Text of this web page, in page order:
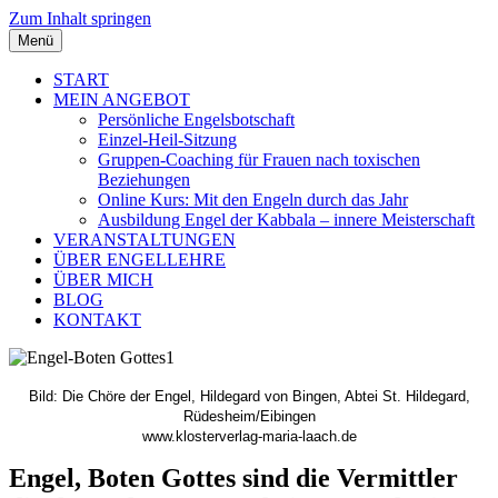
Zum Inhalt springen
Menü
START
MEIN ANGEBOT
Persönliche Engelsbotschaft
Einzel-Heil-Sitzung
Gruppen-Coaching für Frauen nach toxischen
Beziehungen
Online Kurs: Mit den Engeln durch das Jahr
Ausbildung Engel der Kabbala – innere Meisterschaft
VERANSTALTUNGEN
ÜBER ENGELLEHRE
ÜBER MICH
BLOG
KONTAKT
Bild: Die Chöre der Engel, Hildegard von Bingen, Abtei St. Hildegard,
Rüdesheim/Eibingen
www.klosterverlag-maria-laach.de
Engel, Boten Gottes sind die Vermittler